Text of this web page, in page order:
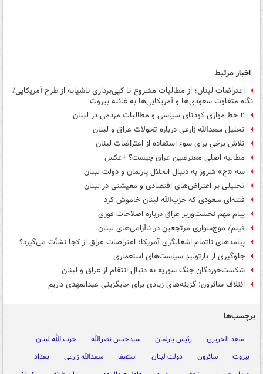
اخبار مرتبط
اعتراضات لبنان؛ از مطالبات مشروع تا کپی‌برداری ناشیانه از طرح آمریکایی/
نگاه متفاوت سعودی‌ها و آمریکایی‌ها به غائله بیروت
۲ خط موازی کودتای سیاسی و مطالبات مردمی در لبنان
تحلیل سعدالله زارعی درباره تحولات عراق و لبنان
تلاش برخی برای سوء استفاده از اعتراضات لبنان
مطالبه اصلی معترضین عراق چیست؟ +عکس
سه «ج» شرور به دنبال انحلال پارلمان و دولت لبنان
تحلیلی بر اعتراض‌های اقتصادی و معیشتی در لبنان
فتنه‌ای سعودی که حزب‌الله لبنان خاموش کرد
پیام مهم نخست‌وزیر عراق درباره اصلاحات فوری
فیلم/ موج‌سواری مرتجعین در ناآرامی‌های لبنان
پیامدهای ناتمام اشغالگری آمریکا؛ اعتراضات عراق از کجا نشأت می‌گیرد؟
جلوگیری از بازتولیدِ سیاست‌های استعماری
شکست‌خوردگان جنگ سوریه به دنبال انتقام از عراق و لبنان
ائتلاف سائرون: گزینه‌های زیادی برای جایگزینی عبدالمهدی داریم
برچسب‌ها
سعد الحریری رئیس پارلمان سیدحسن نصرالله
حزب الله لبنان
بیروت
سائرون دولت لبنان استعفا سعدالله زارعی
بغداد